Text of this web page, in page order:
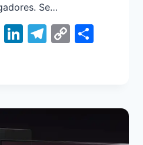
Se…
X LinkedIn
Telegram
Copy